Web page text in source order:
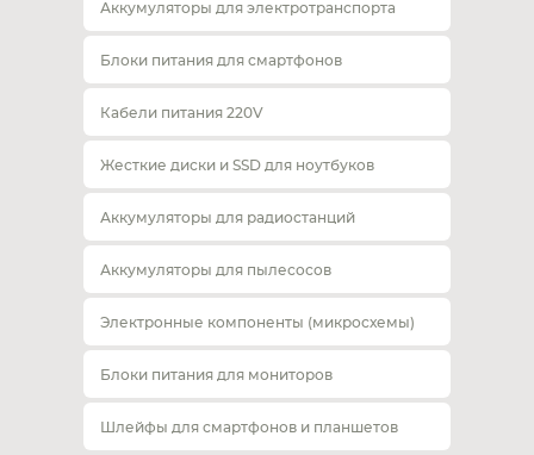
Аккумуляторы для электротранспорта
Блоки питания для смартфонов
Кабели питания 220V
Жесткие диски и SSD для ноутбуков
Аккумуляторы для радиостанций
Аккумуляторы для пылесосов
Электронные компоненты (микросхемы)
Блоки питания для мониторов
Шлейфы для смартфонов и планшетов